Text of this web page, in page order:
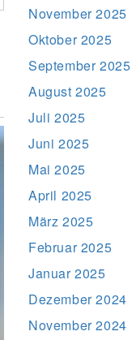
November 2025
Oktober 2025
September 2025
August 2025
Juli 2025
Juni 2025
Mai 2025
April 2025
März 2025
Februar 2025
Januar 2025
Dezember 2024
November 2024